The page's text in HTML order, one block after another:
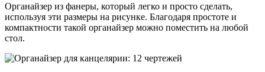
Органайзер из фанеры, который легко и просто сделать,
используя эти размеры на рисунке. Благодаря простоте и
компактности такой органайзер можно поместить на любой
стол.